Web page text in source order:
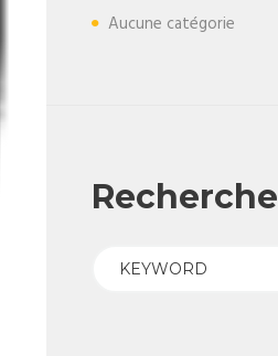
Aucune catégorie
Recherche